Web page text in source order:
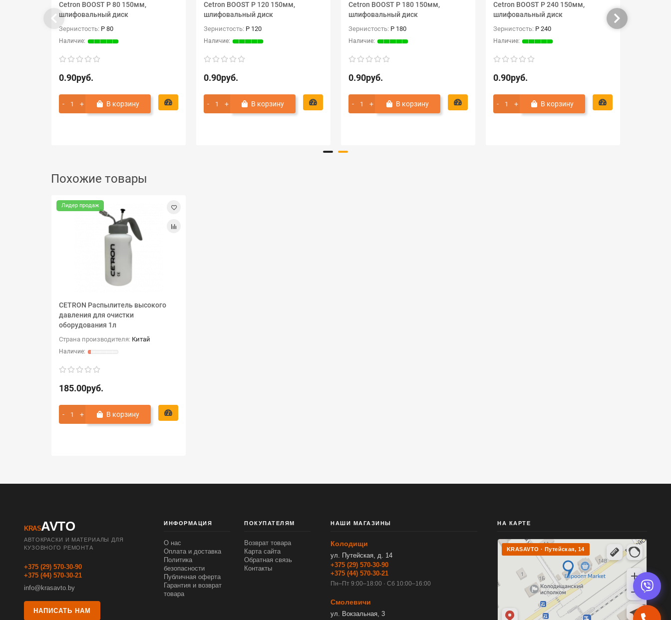
Cetron BOOST P 80 150мм,
шлифовальный диск
Зернистость: P 80
0.90руб.
В корзину
Cetron BOOST P 120 150мм,
шлифовальный диск
Зернистость: P 120
0.90руб.
В корзину
Cetron BOOST P 180 150мм,
шлифовальный диск
Зернистость: P 180
0.90руб.
В корзину
Cetron BOOST P 240 150мм,
шлифовальный диск
Зернистость: P 240
0.90руб.
В корзину
Похожие товары
Лидер продаж
CETRON Распылитель высокого
давления для очистки
оборудования 1л
Страна производителя: Китай
185.00руб.
В корзину
KRASAVTO
АВТОКРАСКИ И МАТЕРИАЛЫ ДЛЯ
КУЗОВНОГО РЕМОНТА
+375 (29) 570-30-90
+375 (44) 570-30-21
info@krasavto.by
НАПИСАТЬ НАМ
ИНФОРМАЦИЯ
О нас
Оплата и доставка
Политика
безопасности
Публичная оферта
Гарантия и возврат
товара
ПОКУПАТЕЛЯМ
Возврат товара
Карта сайта
Обратная связь
Контакты
НАШИ МАГАЗИНЫ
Колодищи
ул. Путейская, д. 14
+375 (29) 570-30-90
+375 (44) 570-30-21
Пн–Пт 9:00–18:00 · Сб 10:00–16:00
Смолевичи
ул. Вокзальная, 3
НА КАРТЕ
KRASAVTO · Путейская, 14